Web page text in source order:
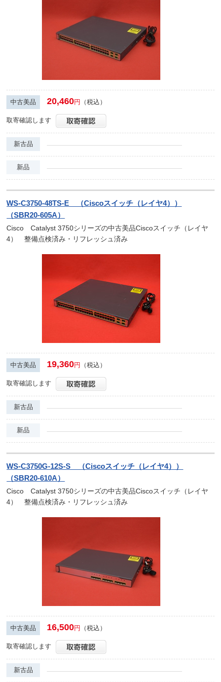
中古美品 20,460円 （税込）
取寄確認します
新古品
新品
WS-C3750-48TS-E （Ciscoスイッチ（レイヤ4））
（SBR20-605A）
Cisco Catalyst 3750シリーズの中古美品Ciscoスイッチ（レイヤ
4） 整備点検済み・リフレッシュ済み
中古美品 19,360円 （税込）
取寄確認します
新古品
新品
WS-C3750G-12S-S （Ciscoスイッチ（レイヤ4））
（SBR20-610A）
Cisco Catalyst 3750シリーズの中古美品Ciscoスイッチ（レイヤ
4） 整備点検済み・リフレッシュ済み
中古美品 16,500円 （税込）
取寄確認します
新古品